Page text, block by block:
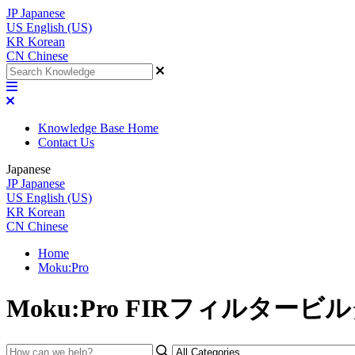
JP Japanese
US English (US)
KR Korean
CN Chinese
Knowledge Base Home
Contact Us
Japanese
JP Japanese
US English (US)
KR Korean
CN Chinese
Home
Moku:Pro
Moku:Pro FIRフィルタービ